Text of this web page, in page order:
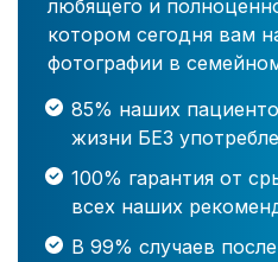
любящего и
котором сегодня вам
фотографии в
85% наших
жизни БЕЗ
100% гарантия от
всех наших
В 99% случаев